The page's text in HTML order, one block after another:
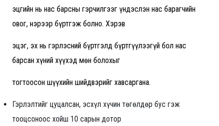
эцгийн нь нас барсны гэрчилгээг үндэслэн нас барагчийн
овог, нэрээр бүртгэж болно. Хэрэв
эцэг, эх нь гэрлэсний бүртгэлд бүртгүүлээгүй бол нас
барсан хүний хүүхэд мөн болохыг
тогтоосон шүүхийн шийдвэрийг хавсаргана.
Гэрлэлтийг цуцалсан, эсхүл хүчин төгөлдөр бус гэж
тооцсоноос хойш 10 сарын дотор